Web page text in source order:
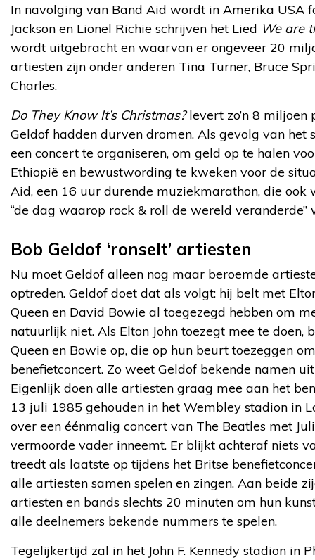
In navolging van Band Aid wordt in Amerika USA
Jackson en Lionel Richie schrijven het Lied We are
wordt uitgebracht en waarvan er ongeveer 20
artiesten zijn onder anderen Tina Turner, Bruce
Charles.
Do They Know It’s Christmas?levert zo’n 8 miljoen
Geldof hadden durven dromen. Als gevolg van het
een concert te organiseren, om geld op te halen
Ethiopië en bewustwording te kweken voor de
Aid, een 16 uur durende muziekmarathon, die ook
“de dag waarop rock & roll de wereld veranderde”
Bob Geldof ‘ronselt’ artiesten
Nu moet Geldof alleen nog maar beroemde
optreden. Geldof doet dat als volgt: hij belt met
Queen en David Bowie al toegezegd hebben om
natuurlijk niet. Als Elton John toezegt mee te
Queen en Bowie op, die op hun beurt toezeggen
benefietconcert. Zo weet Geldof bekende namen
Eigenlijk doen alle artiesten graag mee aan het
13 juli 1985 gehouden in het Wembley stadion in
over een éénmalig concert van The Beatles met
vermoorde vader inneemt. Er blijkt achteraf niets
treedt als laatste op tijdens het Britse
alle artiesten samen spelen en zingen. Aan beide
artiesten en bands slechts 20 minuten om hun
alle deelnemers bekende nummers te spelen.
Tegelijkertijd zal in het John F. Kennedy stadion in